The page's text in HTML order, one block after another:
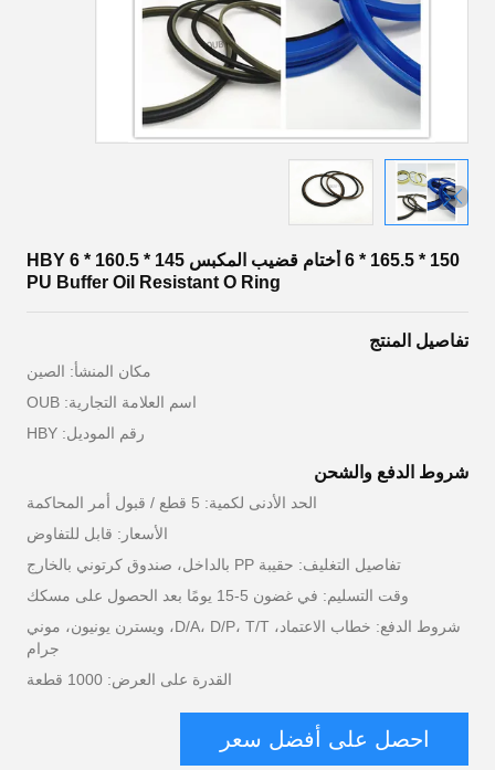
150 * 165.5 * 6 أختام قضيب المكبس 145 * 160.5 * 6 HBY
PU Buffer Oil Resistant O Ring
تفاصيل المنتج
مكان المنشأ: الصين
اسم العلامة التجارية: OUB
رقم الموديل: HBY
شروط الدفع والشحن
الحد الأدنى لكمية: 5 قطع / قبول أمر المحاكمة
الأسعار: قابل للتفاوض
تفاصيل التغليف: حقيبة PP بالداخل، صندوق كرتوني بالخارج
وقت التسليم: في غضون 5-15 يومًا بعد الحصول على مسكك
شروط الدفع: خطاب الاعتماد، D/A، D/P، T/T، ويسترن يونيون، موني
جرام
القدرة على العرض: 1000 قطعة
احصل على أفضل سعر